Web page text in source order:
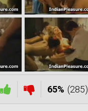
65% (285)